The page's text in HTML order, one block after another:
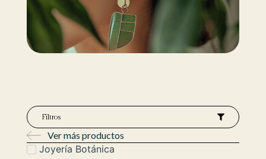
Filtros
Ver más productos
Joyería Botánica